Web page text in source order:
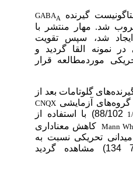
GABA A
مهار منتشربا
شد، سپس تقویت
نمونه القا گردید و
موردمطالعه قرار
گلوتامات بعد از
آزمایشی CNQX
88/102) با استفاده از
Mann کاهش معناداری
تحریکی نسبت به
134) مشاهده گردید